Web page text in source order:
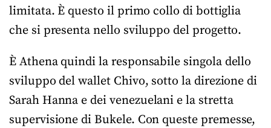
limitata. È questo il primo collo di bottiglia
che si presenta nello sviluppo del progetto.
È Athena quindi la responsabile singola dello
sviluppo del wallet Chivo, sotto la direzione di
Sarah Hanna e dei venezuelani e la stretta
supervisione di Bukele. Con queste premesse,